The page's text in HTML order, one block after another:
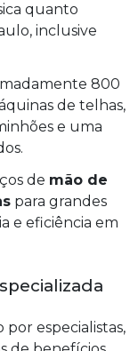
quanto
inclusive
800
de telhas,
e uma
de mão de
para grandes
e eficiência em
especialistas,